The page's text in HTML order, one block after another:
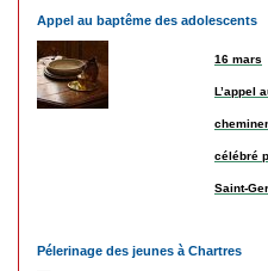
Appel au baptême des adolescents
16 mars
L’appel
célébré
Saint-
Pélerinage des jeunes à Chartres